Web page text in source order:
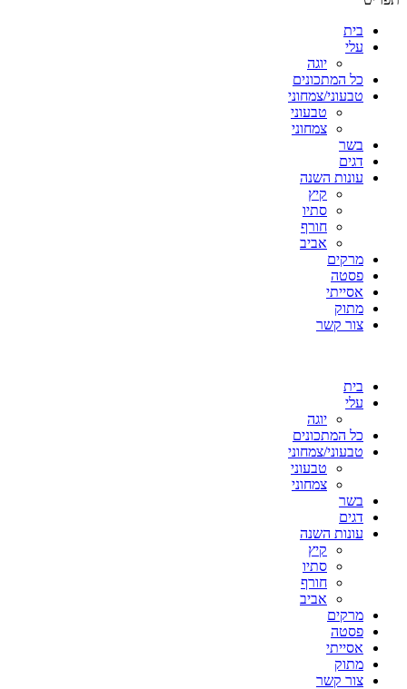
בית
עלי
יוגה
כל המתכונים
טבעוני/צמחוני
טבעוני
צמחוני
בשר
דגים
עונות השנה
קיץ
סתיו
חורף
אביב
מרקים
פסטה
אסייתי
מתוק
צור קשר
בית
עלי
יוגה
כל המתכונים
טבעוני/צמחוני
טבעוני
צמחוני
בשר
דגים
עונות השנה
קיץ
סתיו
חורף
אביב
מרקים
פסטה
אסייתי
מתוק
צור קשר